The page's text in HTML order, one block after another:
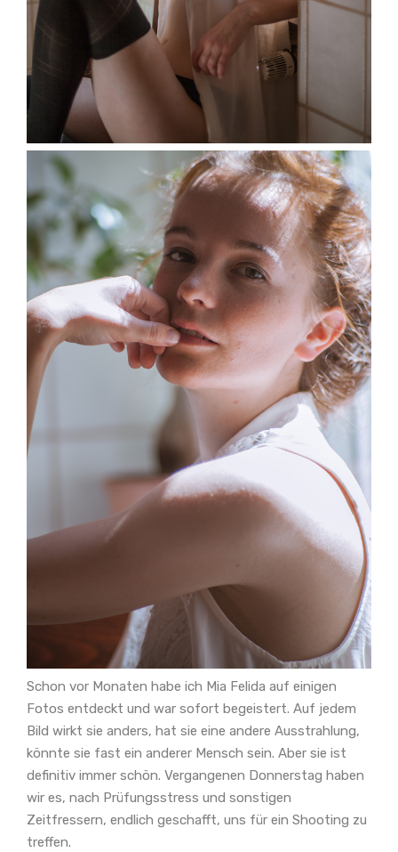
Schon vor Monaten habe ich Mia Felida auf einigen
Fotos entdeckt und war sofort begeistert. Auf jedem
Bild wirkt sie anders, hat sie eine andere Ausstrahlung,
könnte sie fast ein anderer Mensch sein. Aber sie ist
definitiv immer schön. Vergangenen Donnerstag haben
wir es, nach Prüfungsstress und sonstigen
Zeitfressern, endlich geschafft, uns für ein Shooting zu
treffen.